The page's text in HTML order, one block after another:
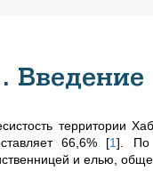
Введение
территории
66,6% [1] .
и елью,